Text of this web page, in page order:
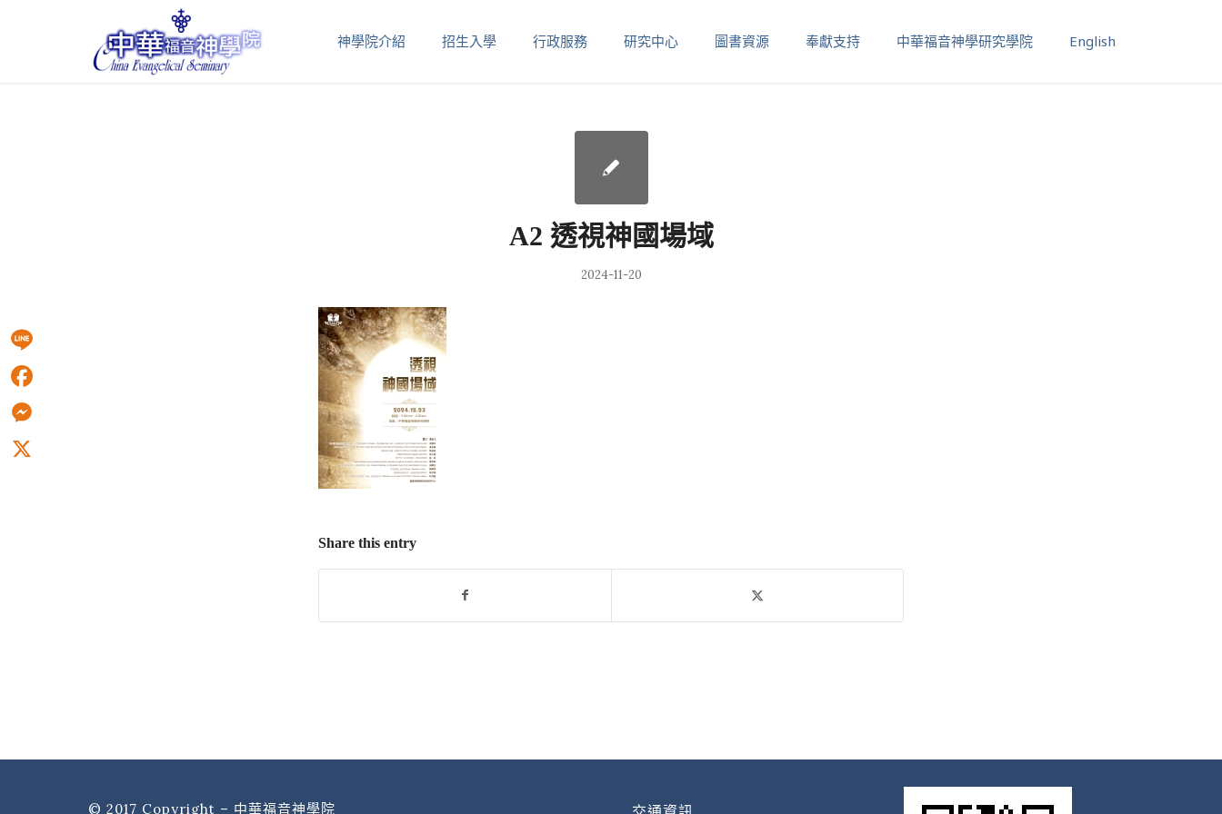
神學院介紹 招生入學 行政服務 研究中心 圖書資源 奉獻支持 中華福音神學研究學院 English
A2 透視神國場域
2024-11-20
Share this entry
© 2017 Copyright – 中華福音神學院
Line
Facebook
Messenger